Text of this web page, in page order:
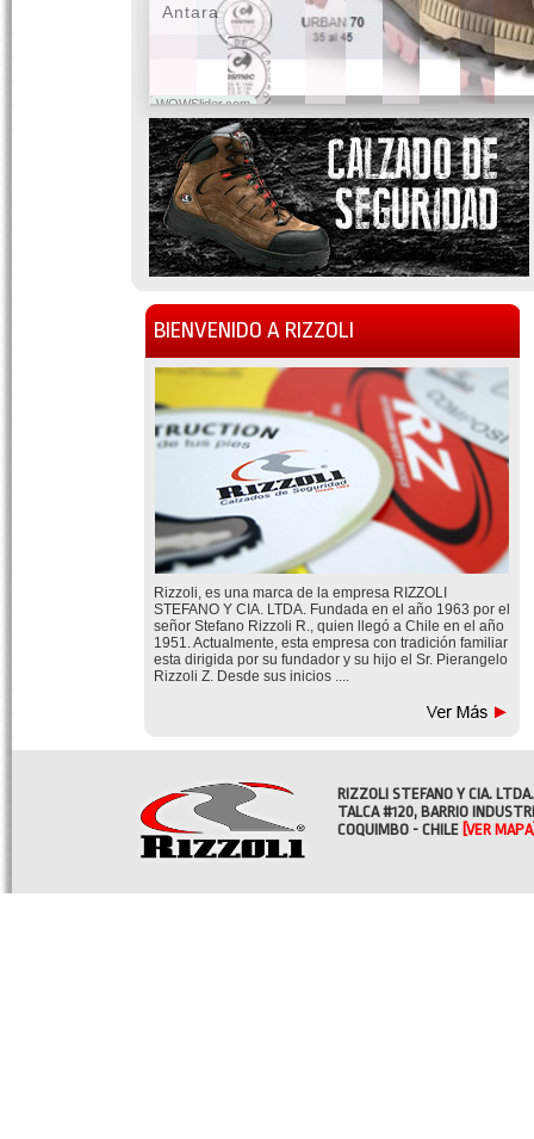
WOWSlider.com
Antara
BIENVENIDO A RIZZOLI
Rizzoli, es una marca de la empresa RIZZOLI
STEFANO Y CIA. LTDA. Fundada en el año 1963 por el
señor Stefano Rizzoli R., quien llegó a Chile en el año
1951. Actualmente, esta empresa con tradición familiar
esta dirigida por su fundador y su hijo el Sr. Pierangelo
Rizzoli Z. Desde sus inicios ....
RIZZOLI STEFANO Y CIA. LTDA.
TALCA #120, BARRIO
COQUIMBO - CHILE [VER